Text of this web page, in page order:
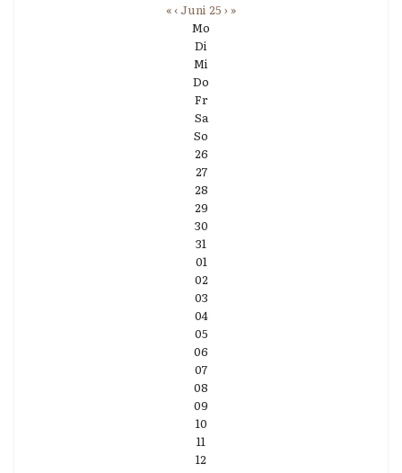
«‹ Juni 25 ›»
Mo
Di
Mi
Do
Fr
Sa
So
26
27
28
29
30
31
01
02
03
04
05
06
07
08
09
10
11
12